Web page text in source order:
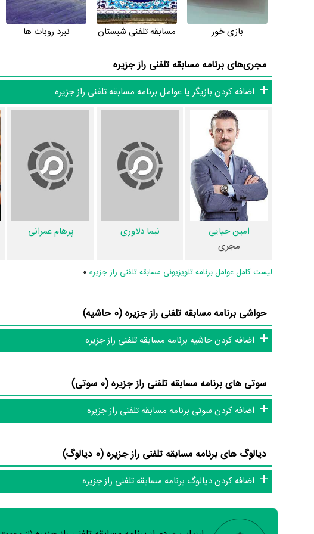
بازی‌ خور مسابقه تلفنی شبستان نبرد روبات ها
مجری‌های برنامه مسابقه تلفنی راز جزیره
اضافه کردن بازیگر یا عوامل برنامه مسابقه تلفنی راز جزیره
امین حیایی
مجری
نیما دلاوری پرهام عمرانی
لیست کامل عوامل برنامه تلویزیونی مسابقه تلفنی راز جزیره»
حواشی برنامه مسابقه تلفنی راز جزیره (0 حاشیه)
اضافه کردن حاشیه برنامه مسابقه تلفنی راز جزیره
سوتی های برنامه مسابقه تلفنی راز جزیره (0 سوتی)
اضافه کردن سوتی برنامه مسابقه تلفنی راز جزیره
دیالوگ های برنامه مسابقه تلفنی راز جزیره (0 دیالوگ)
اضافه کردن دیالوگ برنامه مسابقه تلفنی راز جزیره